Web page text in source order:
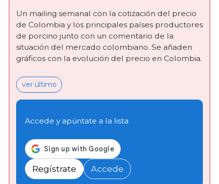
Un mailing semanal con la cotización del precio
de Colombia y los principales países productores
de porcino junto con un comentario de la
situación del mercado colombiano. Se añaden
gráficos con la evolución del precio en Colombia.
ver último
Accede y apúntate a la lista
Regístrate Accede